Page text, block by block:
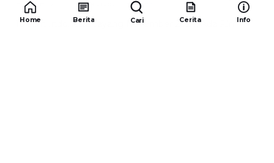
Drop Rate yang Melejit
(424,831)
10 Film Indonesia Tayang November 2024, Ada Film
Home Berita Cari Cerita Info